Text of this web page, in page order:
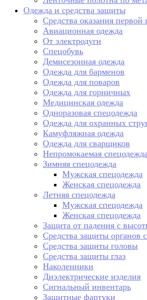
Одежда и средства защиты
Средства оказания
Авиационная одежда
От электродуги
Спецобувь
Демисезонная одежда
Одежда для барменов
Одежда для поваров
Одежда для горничных
Медицинская одежда
Одноразовая спецодежда
Одежда для охранных
Камуфляжная одежда
Одежда для сварщиков
Непромокаемая
Зимняя спецодежда
Мужская спецодежда
Женская спецодежда
Летняя спецодежда
Мужская спецодежда
Женская спецодежда
Защита от падения с
Средства защиты органов
Средства защиты головы
Средства защиты глаз
Наколенники
Диэлектрические изделия
Сигнальный инвентарь
Защитные фартуки